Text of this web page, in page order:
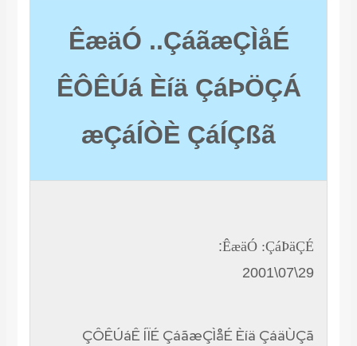
ÊæäÓ ..ÇáãæÇÌåÉ
ÊÔÊÚá Èíä ÇáÞÖÇÁ
æÇáÍÒÈ ÇáÍÇßã
ÊæäÓ :ÇáÞäÇÉ
:
29\07\2001
ÇÔÊÚáÊ ÍÏÉ ÇáãæÇÌåÉ Èíä ÇáäÙÇã